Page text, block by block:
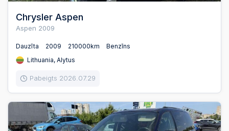
Chrysler Aspen
Aspen 2009
Dauzīta 2009 210000km
Benzīns
Lithuania, Alytus
Pabeigts 2026.07.29